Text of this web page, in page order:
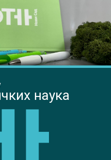
наука